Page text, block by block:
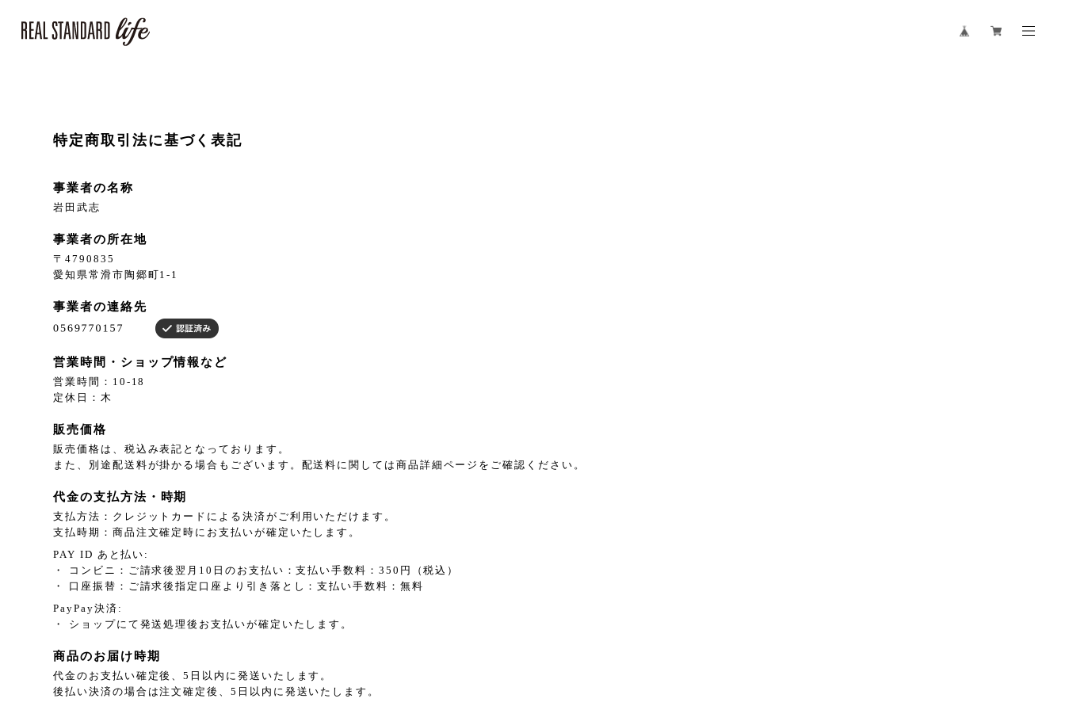
特定商取引法に基づく表記
事業者の名称
岩田武志
事業者の所在地
〒4790835
愛知県常滑市陶郷町1-1
事業者の連絡先
営業時間・ショップ情報など
営業時間：10-18
定休日：木
販売価格
販売価格は、税込み表記となっております。
また、別途配送料が掛かる場合もございます。配送料に関しては商品詳細ページをご確認ください。
代金の支払方法・時期
支払方法：クレジットカードによる決済がご利用いただけます。
支払時期：商品注文確定時にお支払いが確定いたします。
PAY ID あと払い:
・ コンビニ：ご請求後翌月10日のお支払い：支払い手数料：350円（税込）
・ 口座振替：ご請求後指定口座より引き落とし：支払い手数料：無料
PayPay決済:
・ ショップにて発送処理後お支払いが確定いたします。
商品のお届け時期
代金のお支払い確定後、5日以内に発送いたします。
後払い決済の場合は注文確定後、5日以内に発送いたします。